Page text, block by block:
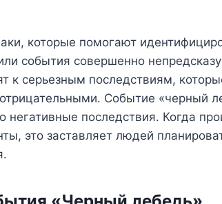
которые помогают
события совершенно
к серьезным последствиям,
Событие «черный
негативные последствия. Когда
это заставляет людей